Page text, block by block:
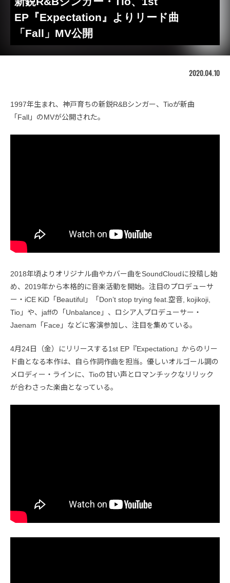
EP『Expectation』よりリード曲
「Fall」MV公開
2020.04.10
1997年生まれ、神戸育ちの新鋭R&Bシンガー、Tioが新曲
「Fall」のMVが公開された。
2018年頃よりオリジナル曲やカバー曲をSoundCloudに投稿し始
め、2019年から本格的に音楽活動を開始。注目のプロデューサ
ー・iCE KiD「Beautiful」「Don’t stop trying feat.空音, kojikoji,
Tio」や、jaffの「Unbalance」、ロシア人プロデューサー・
Jaenam「Face」などに客演参加し、注目を集めている。
4月24日（金）にリリースする1st EP『Expectation』からのリー
ド曲となる本作は、自ら作詞作曲を担当。優しいオルゴール調の
メロディー・ラインに、Tioの甘い声とロマンチックなリリック
が合わさった楽曲となっている。